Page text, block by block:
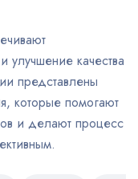
улучшение качества
представлены
которые помогают
и делают процесс